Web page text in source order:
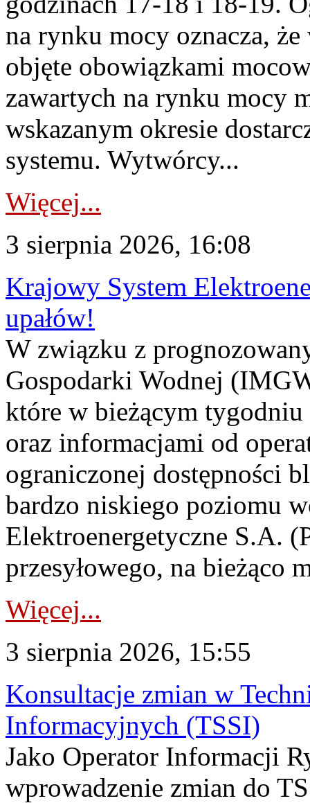
na rynku mocy oznacza,
objęte obowiązkami
zawartych na rynku mocy
wskazanym okresie
systemu. Wytwórcy...
Więcej...
3 sierpnia 2026, 16:08
Krajowy System
upałów!
W związku z
Gospodarki Wodnej
które w bieżącym tygodniu
oraz informacjami od
ograniczonej dostępności
bardzo niskiego poziomu
Elektroenergetyczne S.A.
przesyłowego, na bieżąco
Więcej...
3 sierpnia 2026, 15:55
Konsultacje zmian w
Informacyjnych (TSSI)
Jako Operator Informacji
wprowadzenie zmian do